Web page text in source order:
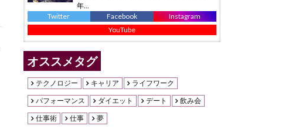
年...
Twitter
Facebook
Instagram
YouTube
オススメタグ
テクノロジー キャリア ライフワーク
パフォーマンス ダイエット デート 飲み会
仕事術 仕事 夢